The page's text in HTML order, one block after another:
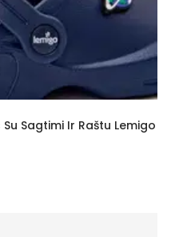
Sagtimi Ir Raštu Lemigo